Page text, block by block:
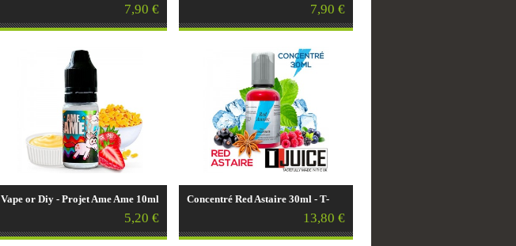
7,90 € 7,90 €
Vape or Diy - Projet Ame Ame 10ml
5,20 €
Concentré Red Astaire 30ml - T-
13,80 €